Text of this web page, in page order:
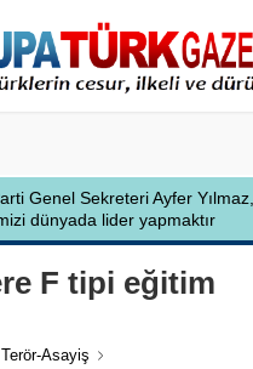
Genel Sekreteri Ayfer
dünyada lider yapmaktır
F tipi eğitim
Terör-Asayiş